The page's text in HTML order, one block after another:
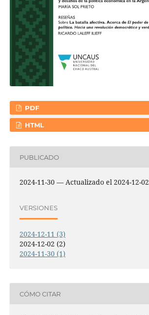
PDF
HTML
PUBLICADO
2024-11-30 — Actualizado el 2024-12-02
VERSIONES
2024-12-11 (3)
2024-12-02 (2)
2024-11-30 (1)
CÓMO CITAR